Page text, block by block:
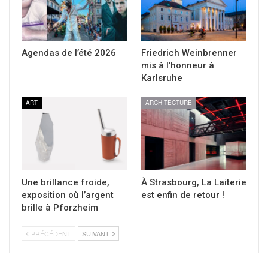
Agendas de l’été 2026
Friedrich Weinbrenner
mis à l’honneur à
Karlsruhe
ART
Une brillance froide,
exposition où l’argent
brille à Pforzheim
ARCHITECTURE
À Strasbourg, La Laiterie
est enfin de retour !
PRÉCÉDENT SUIVANT